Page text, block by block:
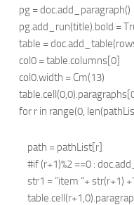
pg = doc.add_paragraph()
pg.add_run(title).bold =
table =
col0 = table.columns[0]
col0.width = Cm(13)
for r in range(0,
path = pathList[r]
#if (r+1)%2 ==0 :
str1 = “item “+ str(r+1)